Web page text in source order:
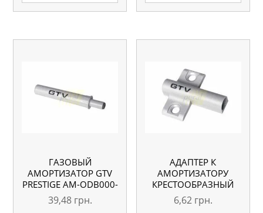
ГАЗОВЫЙ
АМОРТИЗАТОР GTV
PRESTIGE AM-ODB000-
60
39,48 грн.
АДАПТЕР К
АМОРТИЗАТОРУ
КРЕСТООБРАЗНЫЙ
GTV PRESTIGE AM-
ADAP0A-60
6,62 грн.